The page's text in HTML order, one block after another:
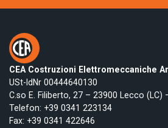
CEA Costruzioni Elettromeccaniche
USt-IdNr 00444640130
C.so E. Filiberto, 27 – 23900 Lecco (LC)
Telefon: +39 0341 223134
Fax: +39 0341 422646